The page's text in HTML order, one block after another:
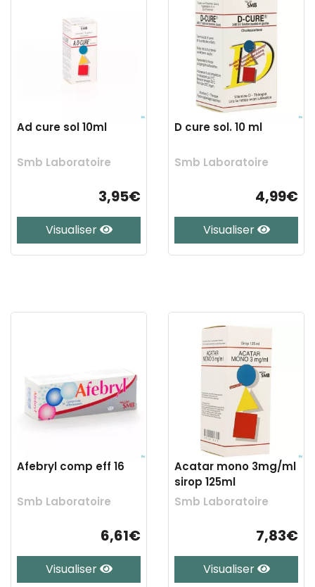
Ad cure sol 10ml
Smb Laboratoire
3,95€
Visualiser
D cure sol. 10 ml
Smb Laboratoire
4,99€
Visualiser
Afebryl comp eff 16
Smb Laboratoire
6,61€
Visualiser
Acatar mono 3mg/ml
sirop 125ml
Smb Laboratoire
7,83€
Visualiser